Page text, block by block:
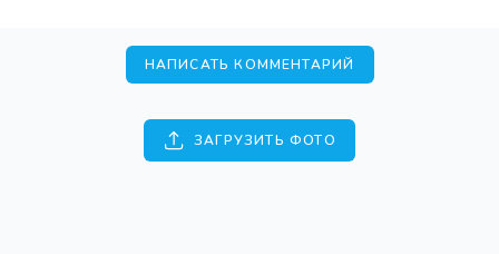
НАПИСАТЬ КОММЕНТАРИЙ
ЗАГРУЗИТЬ ФОТО